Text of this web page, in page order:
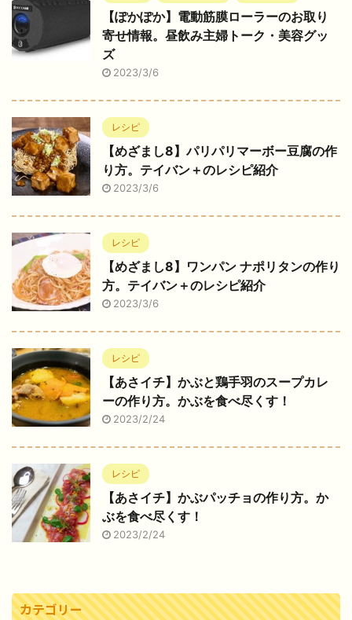
【ぽかぽか】電動筋膜ローラーのお取り
寄せ情報。昼飲み主婦トーク・美容グッ
ズ
2023/3/6
レシピ
【めざまし8】パリパリマーボー豆腐の作
り方。テイバン＋のレシピ紹介
2023/3/6
レシピ
【めざまし8】ワンパン ナポリタンの作り
方。テイバン＋のレシピ紹介
2023/3/6
レシピ
【あさイチ】かぶと鶏手羽のスープカレ
ーの作り方。かぶを食べ尽くす！
2023/2/24
レシピ
【あさイチ】かぶパッチョの作り方。か
ぶを食べ尽くす！
2023/2/24
カテゴリー